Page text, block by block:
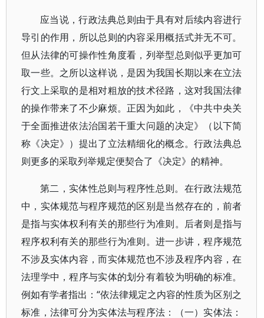
应当说，行政法典总则由于具有对后续内容进行
导引的作用，所以总则的内容采用概括式并无不可。
但从法律的可操作性角度看，列举型总则似乎更加可
取一些。之所以这样说，是因为我国长期以来在立法
行文上采取的是相对粗放的技术径路，这对我国法律
的操作带来了不少麻烦。正因为如此，《中共中央关
于全面推进依法治国若干重大问题的决定》（以下简
称《决定》）提出了立法精细化的概念。行政法典总
则更多的采取列举规定便契合了《决定》的精神。
第二，实体性总则与程序性总则。在行政法规范
中，实体规范与程序规范的区别是当然存在的，前者
是指与实体权利有关的那些行为准则。后者则是指与
程序权利有关的那些行为准则。进一步讲，程序规范
不涉及实体内容，而实体规范也不涉及程序内容，在
法理学中，程序与实体的划分有着较为明确的标准。
例如有学者指出：“依法律规定之内容的性质为区别之
标准，法律可分为实体法与程序法：（一）实体法：